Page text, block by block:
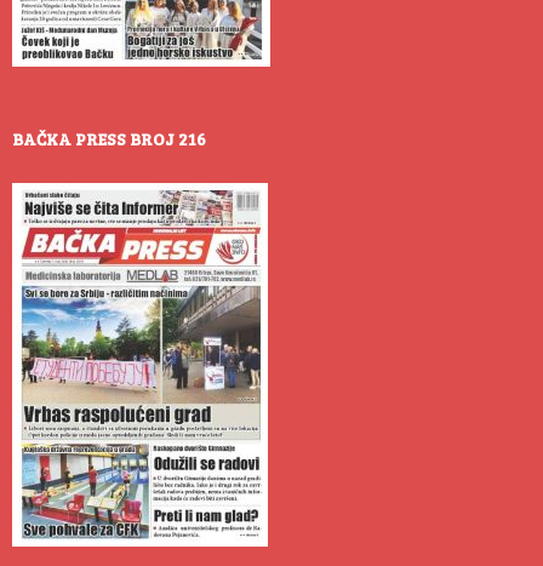
BAČKA PRESS BROJ 216